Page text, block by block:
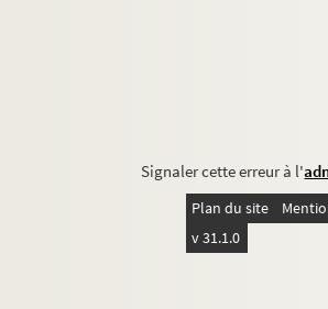
Signaler cette erreur à l'
Plan du site
v 31.1.0